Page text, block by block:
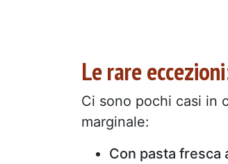
Le rare
Ci sono pochi casi in
marginale:
Con pasta fresca